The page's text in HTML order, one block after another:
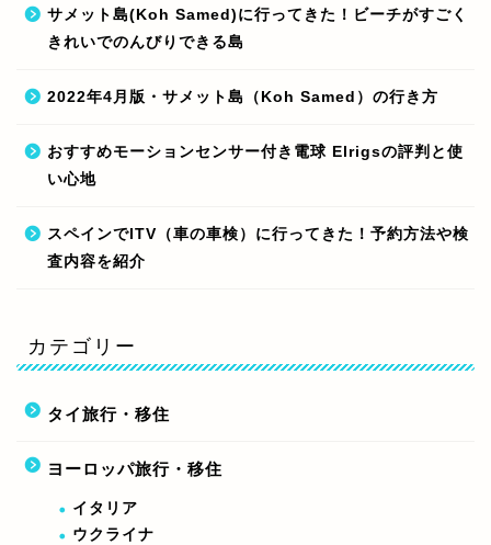
サメット島(Koh Samed)に行ってきた！ビーチがすごく
きれいでのんびりできる島
2022年4月版・サメット島（Koh Samed）の行き方
おすすめモーションセンサー付き電球 Elrigsの評判と使
い心地
スペインでITV（車の車検）に行ってきた！予約方法や検
査内容を紹介
カテゴリー
タイ旅行・移住
ヨーロッパ旅行・移住
イタリア
ウクライナ